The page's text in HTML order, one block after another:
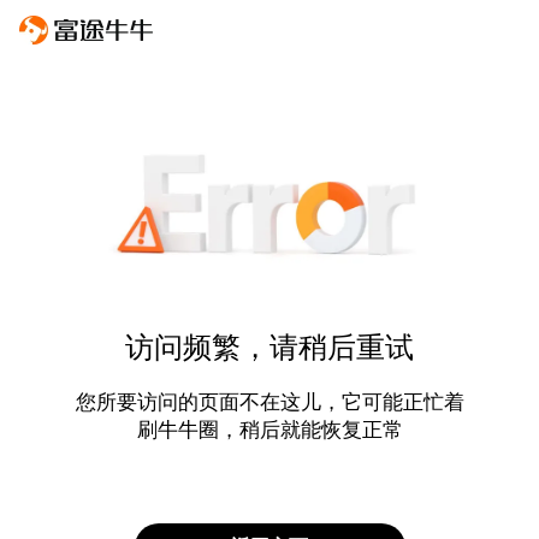
访问频繁，请稍后重试
您所要访问的页面不在这儿，它可能正忙着
刷牛牛圈，稍后就能恢复正常